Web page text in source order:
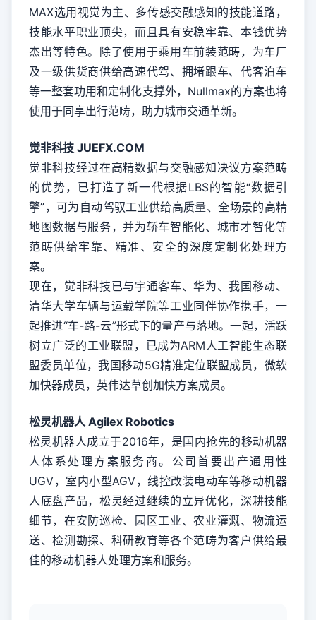
MAX选用视觉为主、多传感交融感知的技能道路，
技能水平职业顶尖，而且具有安稳牢靠、本钱优势
杰出等特色。除了使用于乘用车前装范畴，为车厂
及一级供货商供给高速代驾、拥堵跟车、代客泊车
等一整套功用和定制化支撑外，Nullmax的方案也将
使用于同享出行范畴，助力城市交通革新。
觉非科技 JUEFX.COM
觉非科技经过在高精数据与交融感知决议方案范畴
的优势，已打造了新一代根据LBS的智能“数据引
擎”，可为自动驾驭工业供给高质量、全场景的高精
地图数据与服务，并为轿车智能化、城市才智化等
范畴供给牢靠、精准、安全的深度定制化处理方
案。
现在，觉非科技已与宇通客车、华为、我国移动、
清华大学车辆与运载学院等工业同伴协作携手，一
起推进“车-路-云”形式下的量产与落地。一起，活跃
树立广泛的工业联盟，已成为ARM人工智能生态联
盟委员单位，我国移动5G精准定位联盟成员，微软
加快器成员，英伟达草创加快方案成员。
松灵机器人 Agilex Robotics
松灵机器人成立于2016年，是国内抢先的移动机器
人体系处理方案服务商。公司首要出产通用性
UGV，室内小型AGV，线控改装电动车等移动机器
人底盘产品，松灵经过继续的立异优化，深耕技能
细节，在安防巡检、园区工业、农业灌溉、物流运
送、检测勘探、科研教育等各个范畴为客户供给最
佳的移动机器人处理方案和服务。